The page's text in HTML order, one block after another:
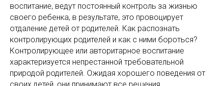
воспитание, ведут постоянный контроль за жизнью
своего ребенка, в результате, это провоцирует
отдаление детей от родителей. Как распознать
контролирующих родителей и как с ними бороться?
Контролирующее или авторитарное воспитание
характеризуется непрестанной требовательной
природой родителей. Ожидая хорошего поведения от